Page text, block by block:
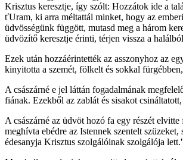
Krisztus keresztje, így szólt: Hozzátok ide a
ťUram, ki arra méltattál minket, hogy az
üdvösségünk függött, mutasd meg a három
üdvözítő keresztje érinti, térjen vissza a
Ezek után hozzáérintették az asszonyhoz az
kinyitotta a szemét, fölkelt és sokkal
A császárné e jel láttán fogadalmának
fiának. Ezekből az zablát és sisakot
A császárné az üdvöt hozó fa egy részét
meghívta ebédre az Istennek szentelt
édesanyja Krisztus szolgálóinak szolgálója